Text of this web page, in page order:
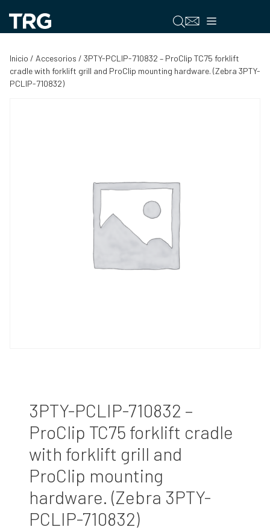
contenido
Menú
Inicio / Accesorios / 3PTY-PCLIP-710832 – ProClip TC75 forklift
cradle with forklift grill and ProClip mounting hardware. (Zebra 3PTY-
PCLIP-710832)
3PTY-PCLIP-710832 –
ProClip TC75 forklift cradle
with forklift grill and
ProClip mounting
hardware. (Zebra 3PTY-
PCLIP-710832)